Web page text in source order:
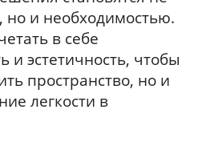
но и необходимостью.
в себе
и эстетичность, чтобы
пространство, но и
легкости в